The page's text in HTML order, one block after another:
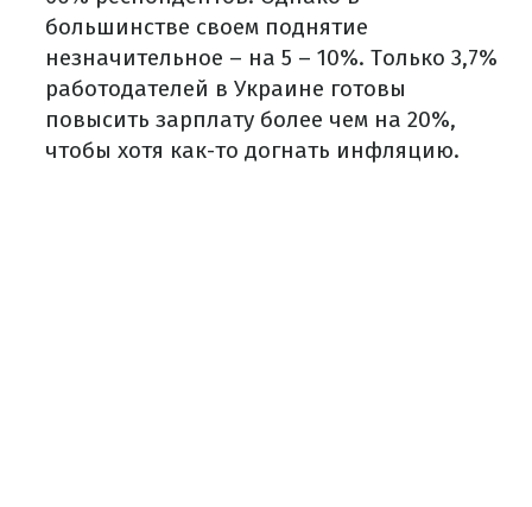
большинстве своем поднятие
незначительное – на 5 – 10%. Только 3,7%
работодателей в Украине готовы
повысить зарплату более чем на 20%,
чтобы хотя как-то догнать инфляцию.